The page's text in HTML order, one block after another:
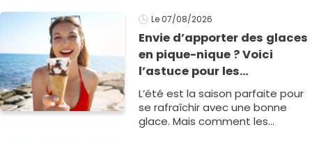
avant de les cuisiner, ou de les
servir et voici pourquoi selon1
Le 07/08/2026
Envie d’apporter des glaces
en pique-nique ? Voici
l’astuce pour les
transporter facilement et
les conserver sans qu’elles
ne fondent !
L’été est la saison parfaite pour
se rafraîchir avec une bonne
glace. Mais comment les